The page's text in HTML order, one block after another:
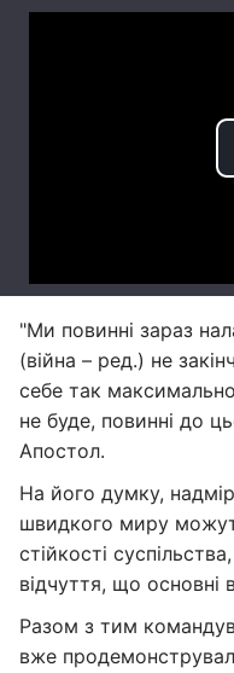
"Ми повинні зараз
(війна – ред.) не
себе так
не буде, повинні до
Апостол.
На його думку,
швидкого миру
стійкості
відчуття, що основні
Разом з тим
вже